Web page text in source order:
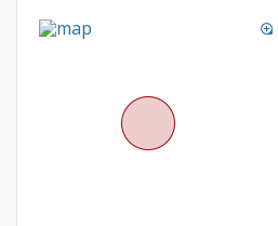
Stavebné pozemky
Priemyselný pozemok
Poľnohospodárske pozemky
loupe